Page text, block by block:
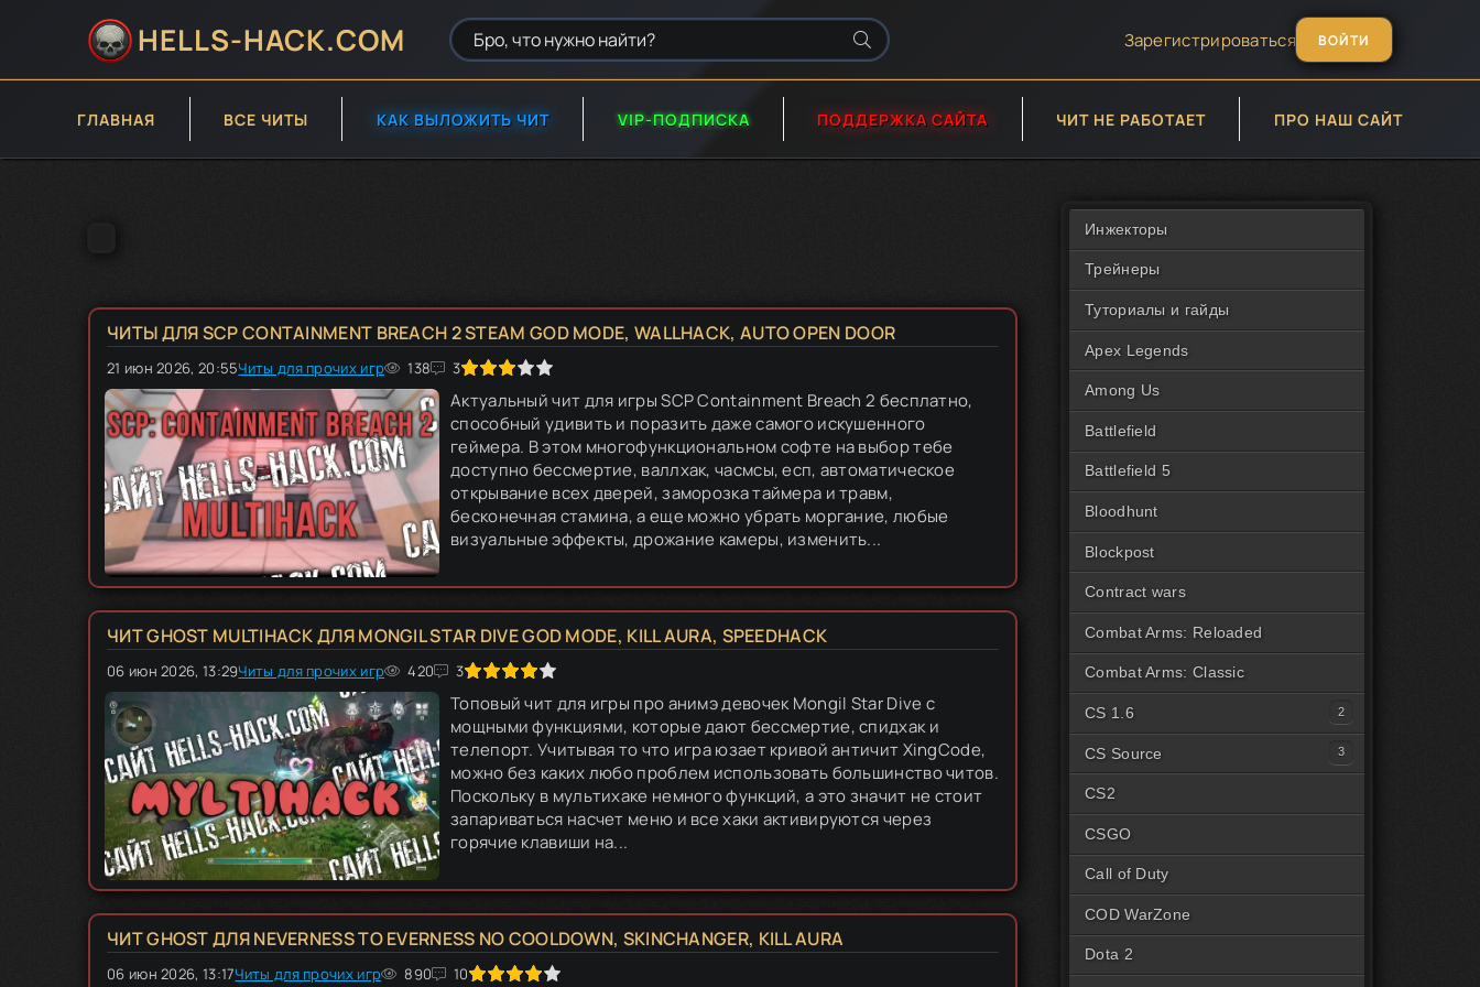
HELLS-HACK.COM Зарегистрироваться ВОЙТИ
ГЛАВНАЯ ВСЕ ЧИТЫ КАК ВЫЛОЖИТЬ ЧИТ VIP-ПОДПИСКА ПОДДЕРЖКА САЙТА ЧИТ НЕ РАБОТАЕТ ПРО НАШ САЙТ
ЧИТЫ ДЛЯ SCP CONTAINMENT BREACH 2 STEAM GOD MODE, WALLHACK, AUTO OPEN DOOR
21 июн 2026, 20:55Читы для прочих игр 138 3
60 1 2 3 4 5
Актуальный чит для игры SCP Containment Breach 2 бесплатно,
способный удивить и поразить даже самого искушенного
геймера. В этом многофункциональном софте на выбор тебе
доступно бессмертие, валлхак, часмсы, есп, автоматическое
открывание всех дверей, заморозка таймера и травм,
бесконечная стамина, а еще можно убрать моргание, любые
визуальные эффекты, дрожание камеры, изменить...
ЧИТ GHOST MULTIHACK ДЛЯ MONGIL STAR DIVE GOD MODE, KILL AURA, SPEEDHACK
06 июн 2026, 13:29Читы для прочих игр 420 3
80 1 2 3 4 5
Топовый чит для игры про анимэ девочек Mongil Star Dive с
мощными функциями, которые дают бессмертие, спидхак и
телепорт. Учитывая то что игра юзает кривой античит XingCode,
можно без каких любо проблем использовать большинство читов.
Поскольку в мультихаке немного функций, а это значит не стоит
запариваться насчет меню и все хаки активируются через
горячие клавиши на...
ЧИТ GHOST ДЛЯ NEVERNESS TO EVERNESS NO COOLDOWN, SKINCHANGER, KILL AURA
06 июн 2026, 13:17Читы для прочих игр 890 10
80 1 2 3 4 5
Инжекторы
Трейнеры
Туториалы и гайды
Apex Legends
Among Us
Battlefield
Battlefield 5
Bloodhunt
Blockpost
Contract wars
Combat Arms: Reloaded
Combat Arms: Classic
CS 1.6
Читы для CS1.6 [Steam]
Читы для CS1.6 [Пиратка]
CS Source
Читы на CSS Steam
Читы на CSS Пиратка
CS2
CSGO
Call of Duty
COD WarZone
Dota 2